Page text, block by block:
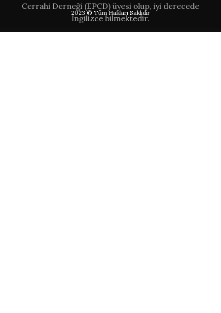
Cerrahi Derneği (EPCD) üyesi olup, iyi derecede
İngilizce bilmektedir.
2023 © Tüm Hakları Saklıdır